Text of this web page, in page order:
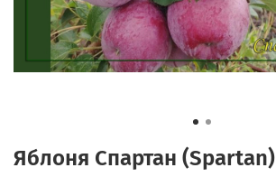
Яблоня Спартан (Spartan)